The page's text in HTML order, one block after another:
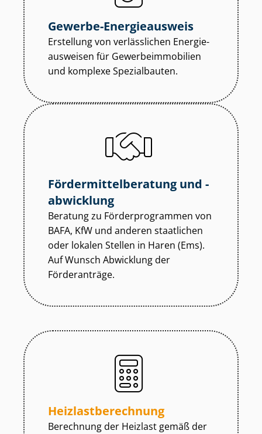
Gewerbe-Energieausweis
Erstellung von verlässlichen En­er­gie­
aus­wei­sen für Ge­wer­be­im­mo­bi­li­en
und komplexe Spezialbauten.
För­der­mit­tel­be­ra­tung und -
abwicklung
Beratung zu För­der­pro­gram­men von
BAFA, KfW und anderen staatlichen
oder lokalen Stellen in Haren (Ems).
Auf Wunsch Abwicklung der
Förderanträge.
Heiz­last­be­rech­nung
Berechnung der Heizlast gemäß der